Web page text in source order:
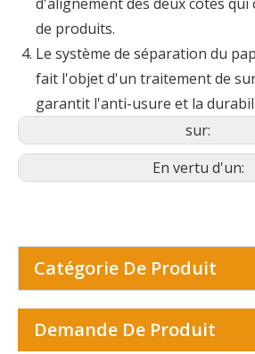
de produits.
Le système de séparation du
fait l'objet d'un traitement de
garantit l'anti-usure et la
sur:
En vertu d'un:
Catégorie De Produit
Demande De Produit